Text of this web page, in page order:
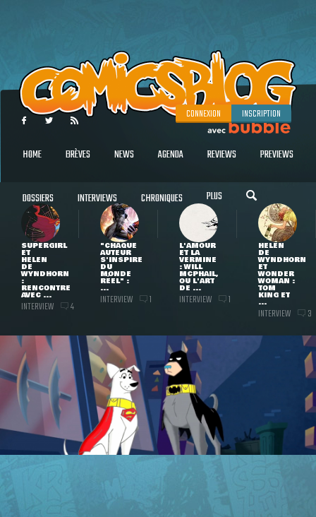
CONNEXION INSCRIPTION
HOME BRÈVES NEWS AGENDA REVIEWS PREVIEWS
DOSSIERS INTERVIEWS CHRONIQUES PLUS
SUPERGIRL
ET
HELEN
DE
WYNDHORN
:
RENCONTRE
AVEC ...
INTERVIEW 4
"CHAQUE
AUTEUR
S'INSPIRE
DU
MONDE
RÉEL" :
...
INTERVIEW 1
L'AMOUR
ET LA
VERMINE
: WILL
MCPHAIL,
OU L'ART
DE ...
INTERVIEW 1
HELEN
DE
WYNDHORN
ET
WONDER
WOMAN :
TOM
KING ET
...
INTERVIEW 3